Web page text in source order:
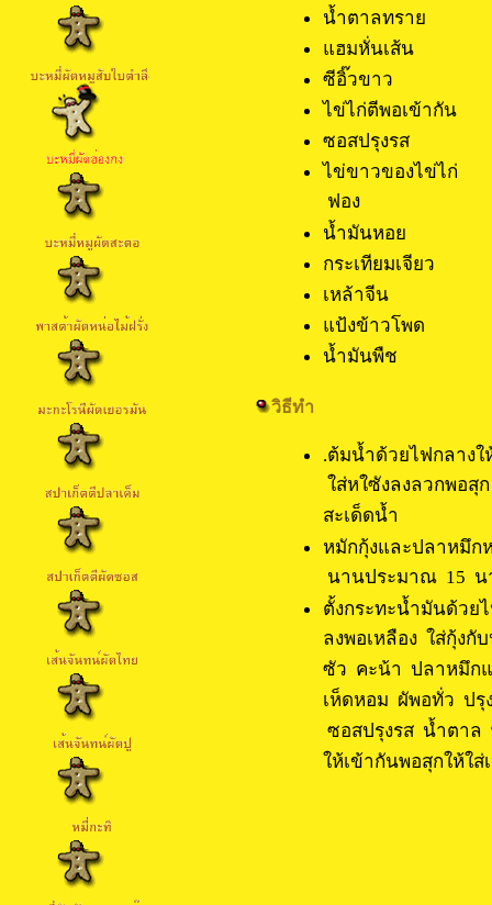
น้ำตาลท
แฮมหั่น
ซีอิ๊วขา
ไข่ไก่ตีพ
ซอสปรุง
ไข่ขาวข
ฟอง
น้ำมันหอ
กระเทียม
เหล้าจี
แป้งข้าว
น้ำมันพื
วิธีทำ
.ต้มน้ำด้วยไฟกลาง
ใส่หใซังลงลวกพอ
สะเด็ดน้ำ
หมักกุ้งและปลาหมึ
นานประมาณ 15 น
ตั้งกระทะน้ำมันด้วย
ลงพอเหลือง ใส่กุ้ง
ซัว คะน้า ปลาหมึก
เห็ดหอม ผัพอทั่ว ป
ซอสปรุงรส น้ำตาล
ให้เข้ากันพอสุกให้ใ